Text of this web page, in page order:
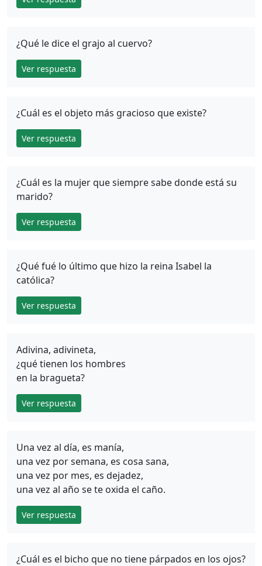
¿Qué le dice el grajo al cuervo?
Ver respuesta
¿Cuál es el objeto más gracioso que existe?
Ver respuesta
¿Cuál es la mujer que siempre sabe donde está su
marido?
Ver respuesta
¿Qué fué lo último que hizo la reina Isabel la
católica?
Ver respuesta
Adivina, adivineta,
¿qué tienen los hombres
en la bragueta?
Ver respuesta
Una vez al día, es manía,
una vez por semana, es cosa sana,
una vez por mes, es dejadez,
una vez al año se te oxida el caño.
Ver respuesta
¿Cuál es el bicho que no tiene párpados en los ojos?